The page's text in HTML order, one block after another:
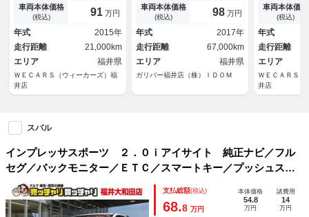
止支援システム／ヘッドラン
プ ＨＩＤ／ＵＳＢジャック／
Ｂｌｕｅｔｏｏｔｈ接続／ＥＴ
Ｃ／ＥＢＤ付ＡＢＳ／横滑り防
止装置／アイドリングストップ
車両本体価格
(税込) 91 万円
年式
2015年
走行距離
21,000km
エリア
福井県
ＷＥＣＡＲＳ（ウィーカーズ）福
井店
クルーズコントロール ＬＥＤ
ヘッドライト パワーシート
革巻きステアリング パドルシ
フト 純正１８インチアルミホ
イール
車両本体価格
(税込) 98 万円
年式
2017年
走行距離
67,000km
エリア
福井県
ガリバー福井店（株）ＩＤＯＭ
／車線逸脱防
ドライブレ
ッドランプ
ャック／Ｂｌ
続／ＥＴＣ／
横滑り防止装
車両本体価格
(税込)
年式
走行距離
エリア
ＷＥＣＡＲＳ（
井店
スバル
インプレッサスポーツ ２．０ｉアイサイト 純正ナビ／フル
セグ／バックモニター／ＥＴＣ／スマートキー／プッシュスタ
ート／アイドリングストップ／パドルシフト／クルーズコント
ロール
支払総額(税込)
68.8 万円
本体価格
54.8
万円
諸費用
14
万円